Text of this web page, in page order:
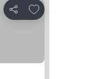
공유
즐겨찾기에 추가